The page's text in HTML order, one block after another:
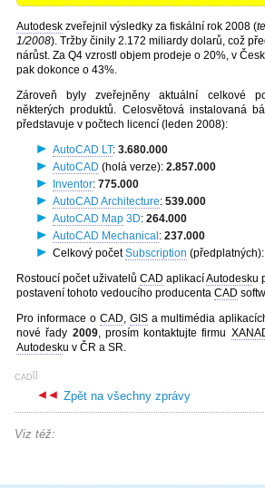
Autodesk zveřejnil výsledky za fiskální rok 2008 (
1/2008). Tržby činily 2.172 miliardy dolarů, což
nárůst. Za Q4 vzrostl objem prodeje o 20%, v
pak dokonce o 43%.
Zároveň byly zveřejněny aktuální celkové
některých produktů. Celosvětová instalovaná
představuje v počtech licencí (leden 2008):
AutoCAD LT: 3.680.000
AutoCAD (holá verze): 2.857.000
Inventor: 775.000
AutoCAD Architecture: 539.000
AutoCAD Map 3D: 264.000
AutoCAD Mechanical : 237.000
Celkový početSubscription (předplatných):
Rostoucí počet uživatelů CAD aplikacíAutodesku
postavení tohoto vedoucího producenta CAD
Pro informace o CAD, GISa multimédia
nové řady 2009, prosím kontaktujte firmu
Autodesku v ČR a SR.
[
CAD ]
Zpět na všechny zprávy
Viz též: